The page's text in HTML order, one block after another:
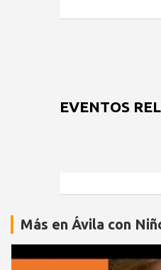
EVENTOS
Más en Ávila con